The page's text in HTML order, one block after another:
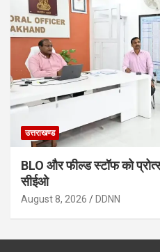
उत्तराखण्ड
BLO और फील्ड स्टॉफ को
सीईओ
August 8, 2026 DDNN